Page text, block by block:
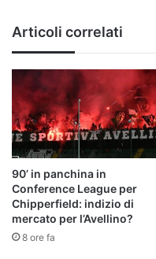
Articoli correlati
90’ in panchina in
Conference League per
Chipperfield: indizio di
mercato per l’Avellino?
8 ore fa